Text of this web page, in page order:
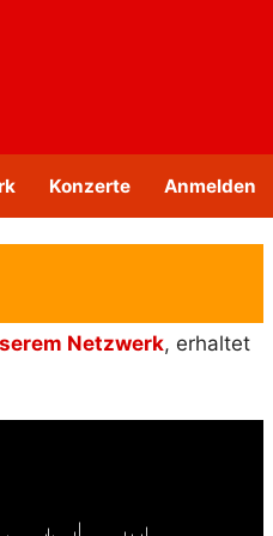
Konzerte Anmelden
Netzwerk, erhaltet